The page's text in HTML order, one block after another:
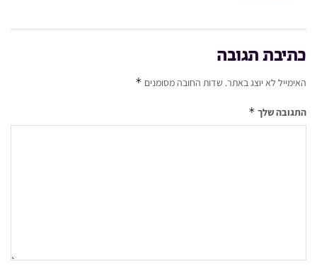
כתיבת תגובה
האימייל לא יוצג באתר. שדות החובה מסומנים *
התגובה שלך *